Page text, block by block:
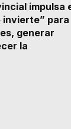
impulsa
invierte” para
generar
la